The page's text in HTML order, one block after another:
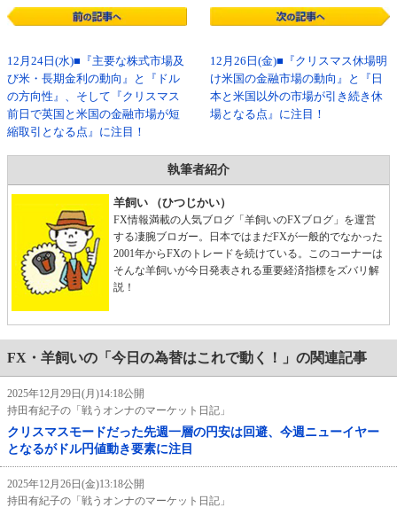
12月24日(水)■『主要な株式市場及
び米・長期金利の動向』と『ドル
の方向性』、そして『クリスマス
前日で英国と米国の金融市場が短
縮取引となる点』に注目！
12月26日(金)■『クリスマス休場明
け米国の金融市場の動向』と『日
本と米国以外の市場が引き続き休
場となる点』に注目！
執筆者紹介
羊飼い （ひつじかい）
FX情報満載の人気ブログ「羊飼いのFXブログ」を運営
する凄腕ブロガー。日本ではまだFXが一般的でなかった
2001年からFXのトレードを続けている。このコーナーは
そんな羊飼いが今日発表される重要経済指標をズバリ解
説！
FX・羊飼いの「今日の為替はこれで動く！」の関連記事
2025年12月29日(月)14:18公開
持田有紀子の「戦うオンナのマーケット日記」
クリスマスモードだった先週一層の円安は回避、今週ニューイヤー
となるがドル円値動き要素に注目
2025年12月26日(金)13:18公開
持田有紀子の「戦うオンナのマーケット日記」